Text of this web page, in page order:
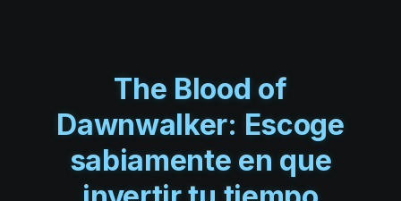
The Blood of
Dawnwalker: Escoge
sabiamente en que